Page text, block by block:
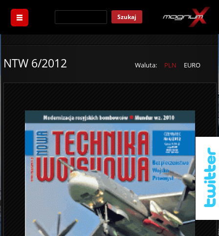
Szukaj
Waluta: PLN EURO
NTW 6/2012